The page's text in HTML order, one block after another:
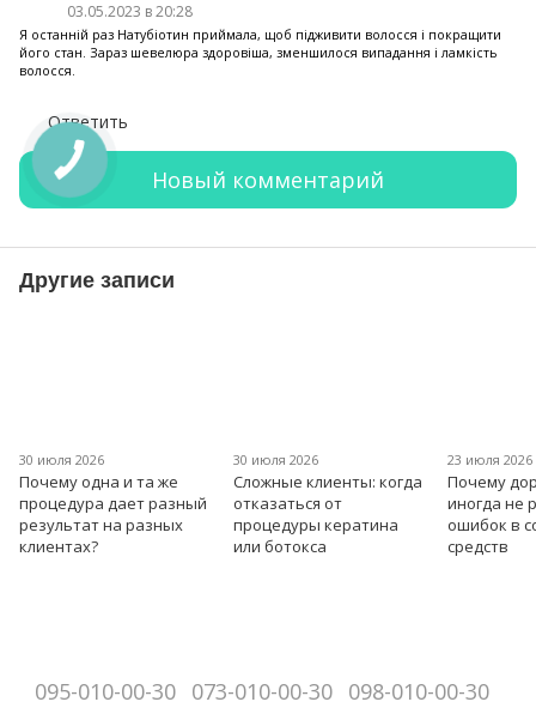
03.05.2023 в 20:28
Я останній раз Натубіотин приймала, щоб підживити волосся і покращити
його стан. Зараз шевелюра здоровіша, зменшилося випадання і ламкість
волосся.
Ответить
Новый комментарий
Другие записи
30 июля 2026
Почему одна и та же
процедура дает разный
результат на разных
клиентах?
30 июля 2026
Сложные клиенты: когда
отказаться от
процедуры кератина
или ботокса
23 июля 2026
Почему
иногда не
ошибок в
средств
095-010-00-30 073-010-00-30 098-010-00-30